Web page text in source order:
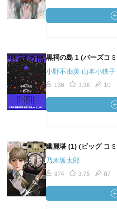
黒祠の島 1 (バーズコ
小野不由美 山本小鉄子
136 3.38 10
幽麗塔 (1) (ビッグ コ
乃木坂太郎
974 3.75 87